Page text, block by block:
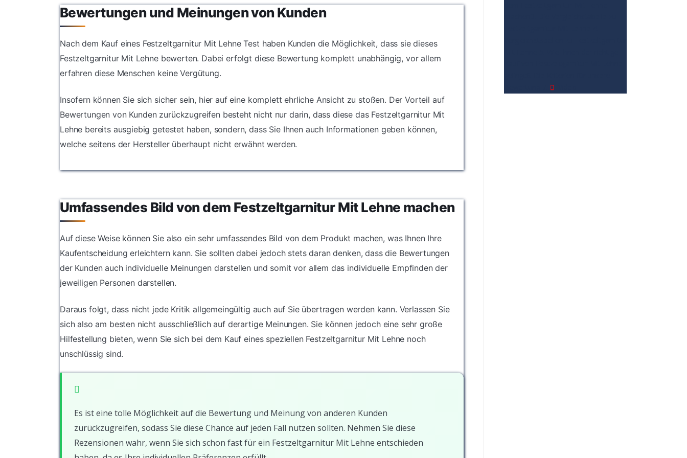
outdoor oder beim
Camping – diese
Atmosphäre und hohen
Komfort.
Esstisch klappbar im
eigenen Garten, als
beim Picknick oder im
Wohnwagen – unser
klappbarer Esstisch mit
und bleibt lange in
Topform.
Bewertungen und Meinungen von Kunden
Nach dem Kauf eines Festzeltgarnitur Mit Lehne Test haben Kunden die Möglichkeit, dass sie dieses
Festzeltgarnitur Mit Lehne bewerten. Dabei erfolgt diese Bewertung komplett unabhängig, vor allem
erfahren diese Menschen keine Vergütung.
Insofern können Sie sich sicher sein, hier auf eine komplett ehrliche Ansicht zu stoßen. Der Vorteil auf
Bewertungen von Kunden zurückzugreifen besteht nicht nur darin, dass diese das Festzeltgarnitur Mit
Lehne bereits ausgiebig getestet haben, sondern, dass Sie Ihnen auch Informationen geben können,
welche seitens der Hersteller überhaupt nicht erwähnt werden.
Umfassendes Bild von dem Festzeltgarnitur Mit Lehne machen
Auf diese Weise können Sie also ein sehr umfassendes Bild von dem Produkt machen, was Ihnen Ihre
Kaufentscheidung erleichtern kann. Sie sollten dabei jedoch stets daran denken, dass die Bewertungen
der Kunden auch individuelle Meinungen darstellen und somit vor allem das individuelle Empfinden der
jeweiligen Personen darstellen.
Daraus folgt, dass nicht jede Kritik allgemeingültig auch auf Sie übertragen werden kann. Verlassen Sie
sich also am besten nicht ausschließlich auf derartige Meinungen. Sie können jedoch eine sehr große
Hilfestellung bieten, wenn Sie sich bei dem Kauf eines speziellen Festzeltgarnitur Mit Lehne noch
unschlüssig sind.
Es ist eine tolle Möglichkeit auf die Bewertung und Meinung von anderen Kunden
zurückzugreifen, sodass Sie diese Chance auf jeden Fall nutzen sollten. Nehmen Sie diese
Rezensionen wahr, wenn Sie sich schon fast für ein Festzeltgarnitur Mit Lehne entschieden